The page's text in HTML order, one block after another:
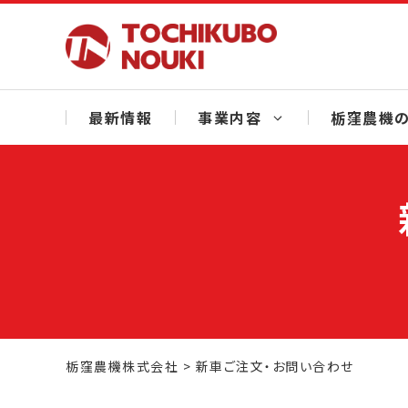
最新情報 事業内容 栃窪農機
栃窪農機株式会社 > 新車ご注文・お問い合わせ